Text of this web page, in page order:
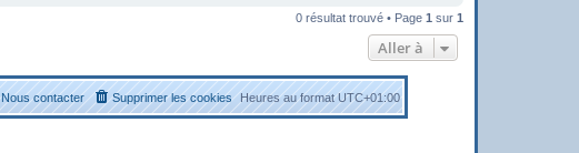
0 résultat trouvé • Page 1 sur 1
Aller à
Heures au formatUTC+01:00
Supprimer les cookies
Nous contacter